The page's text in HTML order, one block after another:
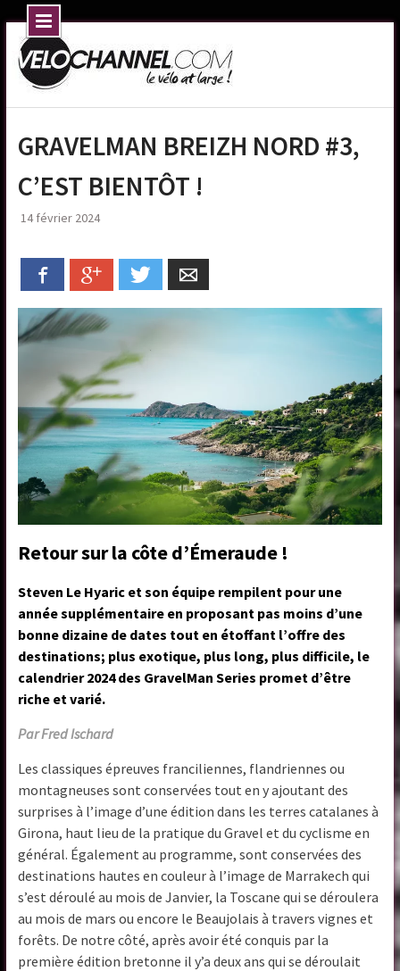
Skip
to
content
GRAVELMAN BREIZH NORD #3,
C’EST BIENTÔT !
14 février 2024
Facebook Google+ Twitter
Retour sur la côte d’Émeraude !
Steven Le Hyaric et son équipe rempilent pour une
année supplémentaire en proposant pas moins d’une
bonne dizaine de dates tout en étoffant l’offre des
destinations; plus exotique, plus long, plus difficile, le
calendrier 2024 des GravelMan Series promet d’être
riche et varié.
Par Fred Ischard
Les classiques épreuves franciliennes, flandriennes ou
montagneuses sont conservées tout en y ajoutant des
surprises à l’image d’une édition dans les terres catalanes à
Girona, haut lieu de la pratique du Gravel et du cyclisme en
général. Également au programme, sont conservées des
destinations hautes en couleur à l’image de Marrakech qui
s’est déroulé au mois de Janvier, la Toscane qui se déroulera
au mois de mars ou encore le Beaujolais à travers vignes et
forêts. De notre côté, après avoir été conquis par la
première édition bretonne il y’a deux ans qui se déroulait